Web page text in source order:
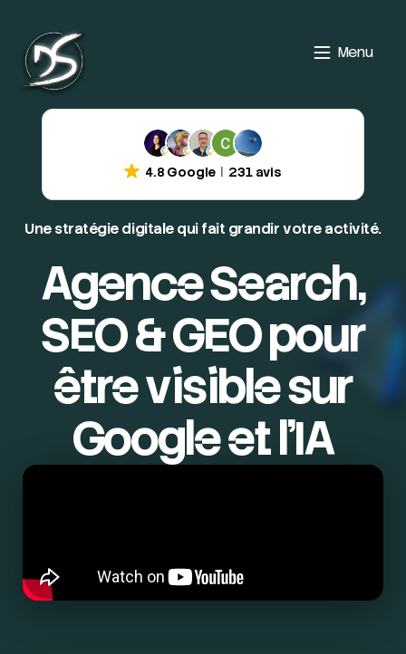
Menu
4.8 Google 231 avis
Une stratégie digitale qui fait grandir votre activité.
Agence Search,
SEO & GEO pour
être visible sur
Google et l’IA